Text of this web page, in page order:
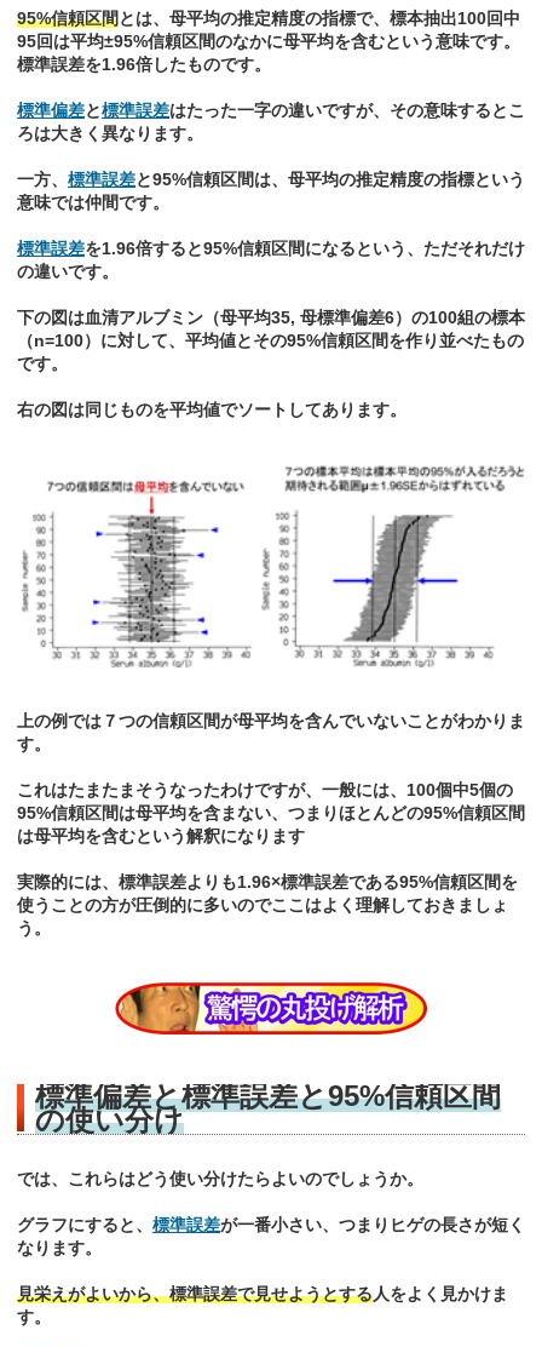
95%信頼区間とは、母平均の推定精度の指標で、標本抽出100回中
95回は平均±95%信頼区間のなかに母平均を含むという意味です。
標準誤差を1.96倍したものです。
標準偏差と標準誤差はたった一字の違いですが、その意味するとこ
ろは大きく異なります。
一方、 標準誤差と95%信頼区間は、母平均の推定精度の指標という
意味では仲間です。
標準誤差を1.96倍すると95%信頼区間になるという、ただそれだけ
の違いです。
下の図は血清アルブミン（母平均35, 母標準偏差6）の100組の標本
（n=100）に対して、平均値とその95%信頼区間を作り並べたもの
です。
右の図は同じものを平均値でソートしてあります。
上の例では７つの信頼区間が母平均を含んでいないことがわかりま
す。
これはたまたまそうなったわけですが、一般には、100個中5個の
95%信頼区間は母平均を含まない、つまりほとんどの95%信頼区間
は母平均を含むという解釈になります
実際的には、標準誤差よりも1.96×標準誤差である95%信頼区間を
使うことの方が圧倒的に多いのでここはよく理解しておきましょ
う。
標準偏差と標準誤差と95%信頼区間
の使い分け
では、これらはどう使い分けたらよいのでしょうか。
グラフにすると、 標準誤差が一番小さい、つまりヒゲの長さが短く
なります。
見栄えがよいから、標準誤差で見せようとする人をよく見かけま
す。